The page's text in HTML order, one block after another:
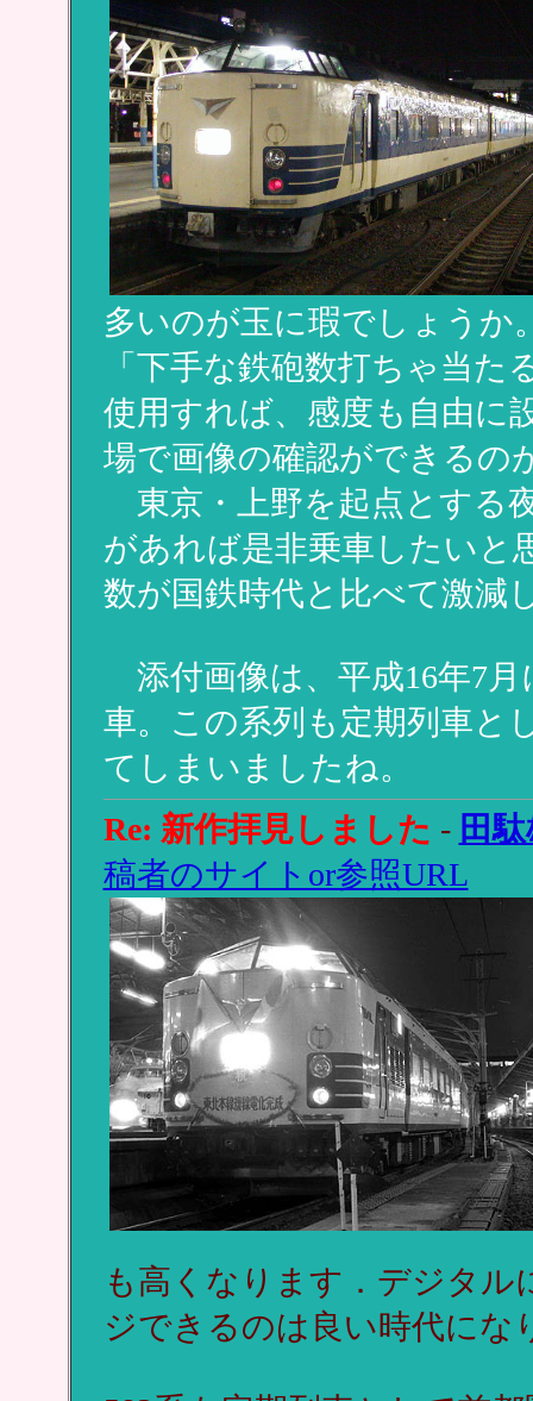
多いのが玉に瑕でしょうか
「下手な鉄砲数打ちゃ当
使用すれば、感度も自由に
場で画像の確認ができるの
東京・上野を起点とする
があれば是非乗車したいと
数が国鉄時代と比べて激減
添付画像は、平成16年7月
車。この系列も定期列車と
てしまいましたね。
Re: 新作拝見しました - 田
稿者のサイトor参照URL
も高くなります．デジタ
ジできるのは良い時代にな